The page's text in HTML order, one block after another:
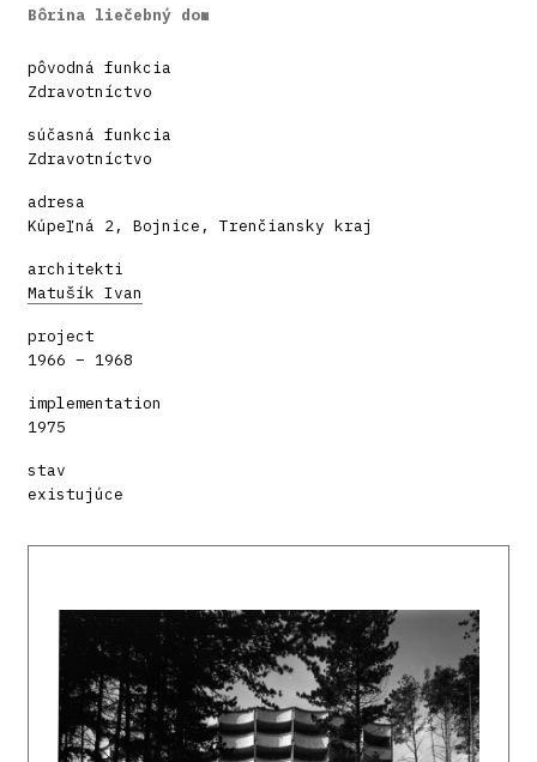
Bôrina liečebný dom
pôvodná funkcia
Zdravotníctvo
súčasná funkcia
Zdravotníctvo
adresa
Kúpeľná 2, Bojnice, Trenčiansky kraj
architekti
Matušík Ivan
project
1966 – 1968
implementation
1975
stav
existujúce